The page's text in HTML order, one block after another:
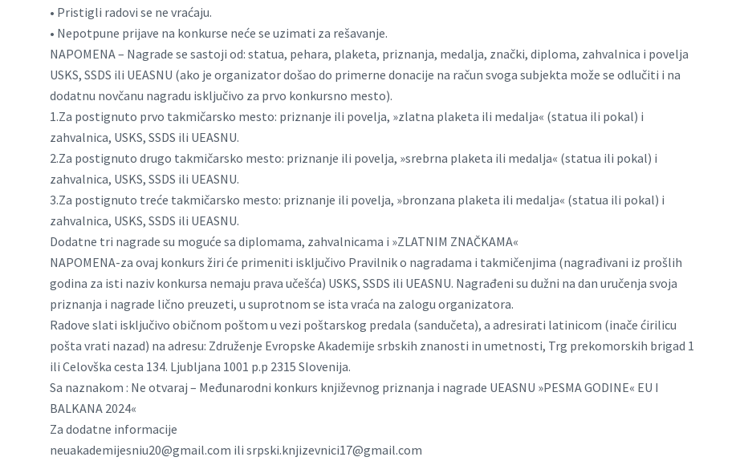
• Pristigli radovi se ne vraćaju.
• Nepotpune prijave na konkurse neće se uzimati za rešavanje.
NAPOMENA – Nagrade se sastoji od: statua, pehara, plaketa, priznanja, medalja, znački, diploma, zahvalnica i povelja
USKS, SSDS ili UEASNU (ako je organizator došao do primerne donacije na račun svoga subjekta može se odlučiti i na
dodatnu novčanu nagradu isključivo za prvo konkursno mesto).
1.Za postignuto prvo takmičarsko mesto: priznanje ili povelja, »zlatna plaketa ili medalja« (statua ili pokal) i
zahvalnica, USKS, SSDS ili UEASNU.
2.Za postignuto drugo takmičarsko mesto: priznanje ili povelja, »srebrna plaketa ili medalja« (statua ili pokal) i
zahvalnica, USKS, SSDS ili UEASNU.
3.Za postignuto treće takmičarsko mesto: priznanje ili povelja, »bronzana plaketa ili medalja« (statua ili pokal) i
zahvalnica, USKS, SSDS ili UEASNU.
Dodatne tri nagrade su moguće sa diplomama, zahvalnicama i »ZLATNIM ZNAČKAMA«
NAPOMENA-za ovaj konkurs žiri će primeniti isključivo Pravilnik o nagradama i takmičenjima (nagrađivani iz prošlih
godina za isti naziv konkursa nemaju prava učešća) USKS, SSDS ili UEASNU. Nagrađeni su dužni na dan uručenja svoja
priznanja i nagrade lično preuzeti, u suprotnom se ista vraća na zalogu organizatora.
Radove slati isključivo običnom poštom u vezi poštarskog predala (sandučeta), a adresirati latinicom (inače ćirilicu
pošta vrati nazad) na adresu: Združenje Evropske Akademije srbskih znanosti in umetnosti, Trg prekomorskih brigad 1
ili Celovška cesta 134. Ljubljana 1001 p.p 2315 Slovenija.
Sa naznakom : Ne otvaraj – Međunarodni konkurs književnog priznanja i nagrade UEASNU »PESMA GODINE« EU I
BALKANA 2024«
Za dodatne informacije
neuakademijesniu20@gmail.com ili srpski.knjizevnici17@gmail.com